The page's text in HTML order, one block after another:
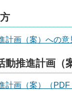
計画（案）への
推進計画（
画（案）（PDF